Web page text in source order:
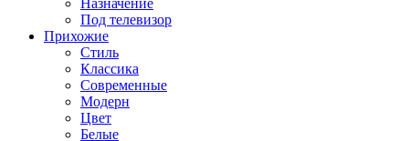
Назначение
Под телевизор
Прихожие
Стиль
Классика
Современные
Модерн
Цвет
Белые